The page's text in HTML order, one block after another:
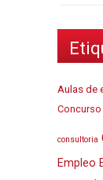
Aulas de
Concurso
consultoria
Empleo